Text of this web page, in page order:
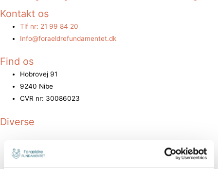
Kontakt os
Tlf nr: 21 99 84 20
Info@foraeldrefundamentet.dk
Find os
Hobrovej 91
9240 Nibe
CVR nr: 30086023
Diverse